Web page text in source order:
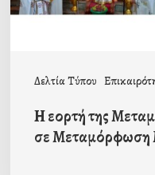
Δελτία Τύπου
Μεταμόρφωση
Η εορτή της
σε Μεταμόρφωση